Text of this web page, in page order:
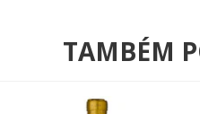
TAMBÉM